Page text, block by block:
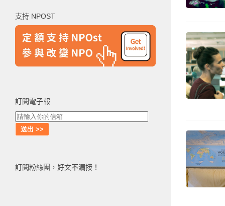
字:
支持 NPOST
訂閱電子報
訂閱粉絲團，好文不漏接！